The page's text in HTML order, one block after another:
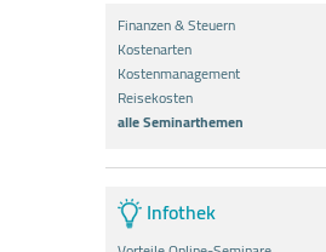
Finanzen & Steuern
Kostenarten
Kostenmanagement
Reisekosten
alle Seminarthemen
Infothek